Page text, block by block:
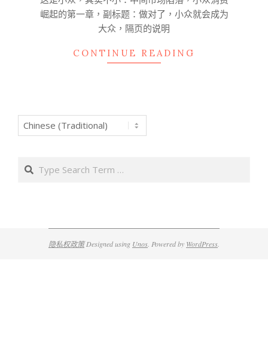
26
崛起的第一章，副标题：做对了，小众就会成为
大众，隔页的说明
CONTINUE READING
Search
隐私权政策Designed using Unos . Powered by WordPress